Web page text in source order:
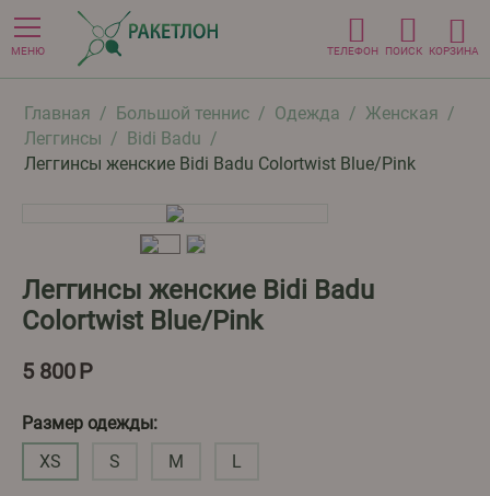
МЕНЮ ТЕЛЕФОН ПОИСК КОРЗИНА
Главная / Большой теннис / Одежда / Женская /
Леггинсы / Bidi Badu /
Леггинсы женские Bidi Badu Colortwist Blue/Pink
Леггинсы женские Bidi Badu
Colortwist Blue/Pink
5 800Р
Размер одежды:
XS
S M L